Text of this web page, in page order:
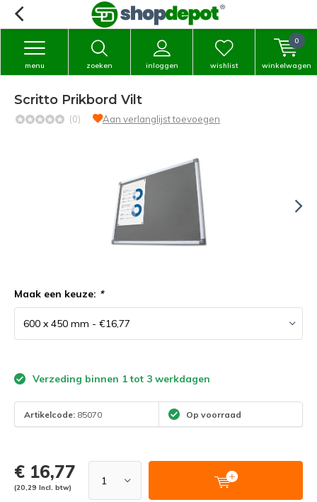
zoeken inloggen
menu wishlist winkelwagen
0
Scritto Prikbord Vilt
(0) Aan verlanglijst toevoegen
Maak een keuze: *
Verzeding binnen 1 tot 3 werkdagen
Artikelcode: 85070 Op voorraad
€ 16,77
(20,29 Incl. btw)